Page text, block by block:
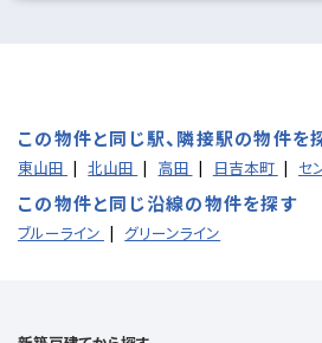
この物件と同じ駅、隣接駅の物件を
東山田 北山田 高田 日吉本町 セ
この物件と同じ沿線の物件を探す
ブルーライン グリーンライン